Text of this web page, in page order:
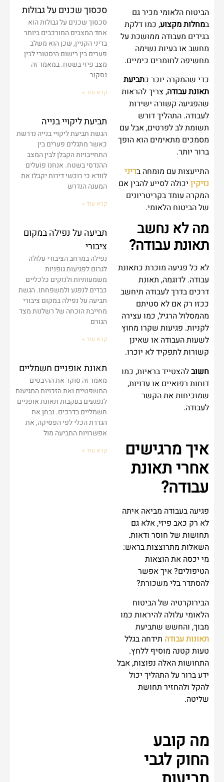
סכסוך שכנים על גבולות
סכסוך שכנים על גבולות הוא
אחד המצבים המורכבים ביותר
בדיני הקניין, שכן הוא משלב
פערים בין רישום היסטורי לבין
מצב פיזי בשטח. במאמר זה
נסקור
קרא עוד »
תביעת ליקויי בנייה
הגשת תביעת ליקויי בנייה נדרשת
כאשר מתגלים פערים בין
התחייבויות הקבלן לבין המצב
ההנדסי בשטח. אנחנו פועלים
לוודא כי רוכשי דירות יקבלו את
המענה הנדרש
קרא עוד »
תביעה על נפילה במקום
ציבורי
נפילה במרחב הציבורי עלולה
לגרום לפגיעות גופניות
משמעותיות ולנזקים כלכליים
כבדים לנפגע ולמשפחתו. הגשת
תביעה על נפילה במקום ציבורי
מחייבת הוכחה של רשלנות מצד
הגורם
קרא עוד »
תאונת אופניים חשמליים
מאמר זה סוקר את ההיבטים
המשפטיים ואת הזכויות המגיעות
לנפגעים בעקבות תאונת אופניים
חשמליים בדרכים. נבחן את
הגדרת הכלי לפי הפסיקה, את
אפשרויות התביעה מול
קרא עוד »
הביטוח הלאומי מכיר גם
במחלות מקצוע, כמו דלקת
בגידים מעבודה ממושכת על
מחשב או בעיות נשימה
מחשיפה לחומרים כימיים.
כדי שהמקרה יוכר כתביעת
תאונת עבודה, צריך להראות
שהפגיעה קשורה ישירות
לעבודה. התהליך דורש
תשומת לב לפרטים, אבל עם
מסמכים מתאימים הוא הופך
ברור יותר.
התייעצות עם מומחה בדיני
נזיקין יכולה לסייע להבין אם
המקרה עומד בקריטריונים
של הביטוח הלאומי.
מה לא נחשב
תאונת עבודה?
לא כל פגיעה מוכרת כתאונת
עבודה. לדוגמה, תאונת
דרכים בדרך לעבודה תיחשב
ככזו רק אם לא סטיתם
מהמסלול הרגיל, כמו עצירה
לקניות. פגיעות שקרו מחוץ
לשעות העבודה או שאינן
קשורות לתפקיד לא יוכרו.
חשובלהצטייד בראיות, כמו
דוחות רפואיים או עדויות,
שמוכיחות את הקשר
לעבודה.
איך מרגישים
אחרי תאונת
עבודה?
פגיעה בעבודה מביאה איתה
לא רק כאב פיזי, אלא גם
תחושות של חוסר ודאות.
השאלות מתרוצצות בראש:
מי יכסה את הוצאות
הטיפולים? איך אפשר
להסתדר בלי משכורת?
הבירוקרטיה של הביטוח
הלאומי עלולה להיראות כמו
מבוך, והחשש שתביעת
תאונות עבודה תידחה בגלל
טעות קטנה מוסיף ללחץ.
התחושות האלה נפוצות, אבל
ידע ברור על התהליך יכול
להקל ולהחזיר תחושת
שליטה.
מה קובע
החוק לגבי